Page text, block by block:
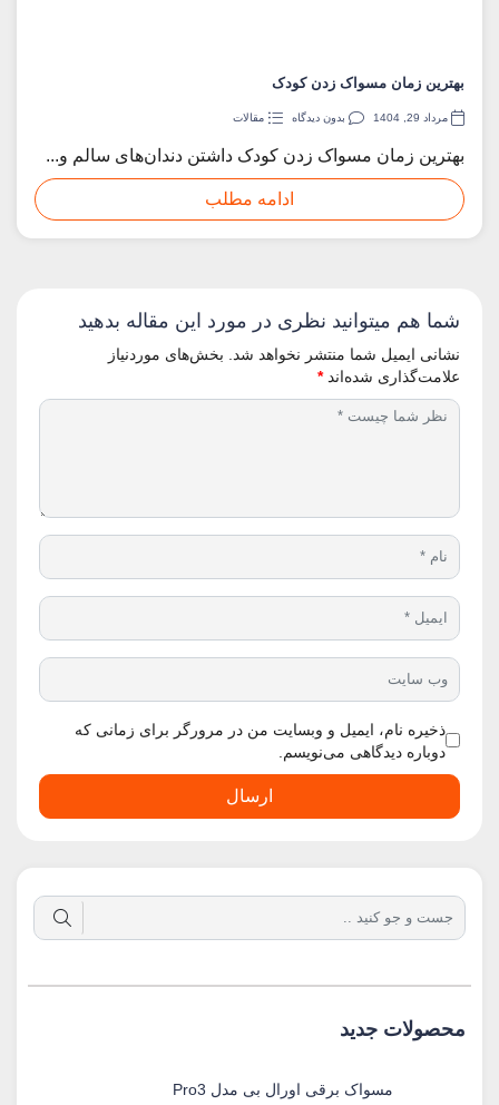
بهترین زمان مسواک زدن کودک
مرداد 29, 1404 بدون دیدگاه مقالات
بهترین زمان مسواک زدن کودک داشتن دندان‌های سالم و...
ادامه مطلب
شما هم میتوانید نظری در مورد این مقاله بدهید
نشانی ایمیل شما منتشر نخواهد شد.
بخش‌های موردنیاز
علامت‌گذاری شده‌اند*
ذخیره نام، ایمیل و وبسایت من در مرورگر برای زمانی که
دوباره دیدگاهی می‌نویسم.
ارسال
محصولات جدید
مسواک برقی اورال بی مدل Pro3